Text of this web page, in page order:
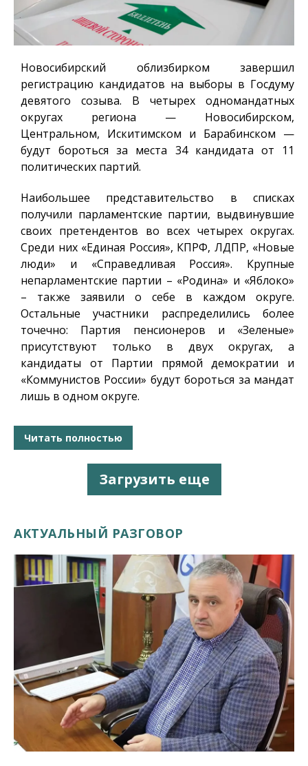
Новосибирский облизбирком завершил
регистрацию кандидатов на выборы в Госдуму
девятого созыва. В четырех одномандатных
округах региона — Новосибирском,
Центральном, Искитимском и Барабинском —
будут бороться за места 34 кандидата от 11
политических партий.
Наибольшее представительство в списках
получили парламентские партии, выдвинувшие
своих претендентов во всех четырех округах.
Среди них «Единая Россия», КПРФ, ЛДПР, «Новые
люди» и «Справедливая Россия». Крупные
непарламентские партии – «Родина» и «Яблоко»
– также заявили о себе в каждом округе.
Остальные участники распределились более
точечно: Партия пенсионеров и «Зеленые»
присутствуют только в двух округах, а
кандидаты от Партии прямой демократии и
«Коммунистов России» будут бороться за мандат
лишь в одном округе.
Читать полностью
Загрузить еще
АКТУАЛЬНЫЙ РАЗГОВОР